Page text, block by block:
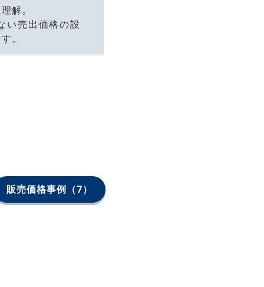
解。
い売出価格の設
。
販売価格事例 （7）